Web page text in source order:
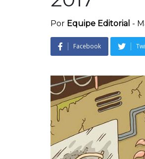
Por Equipe Editorial -
Facebook